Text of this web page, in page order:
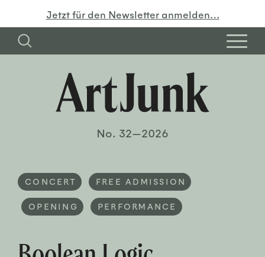
Jetzt für den Newsletter anmelden…
No. 32—2026
CONCERT FREE ADMISSION
OPENING PERFORMANCE